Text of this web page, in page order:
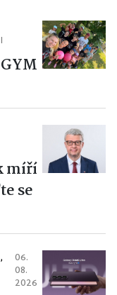
míří
se
06.
08.
2026